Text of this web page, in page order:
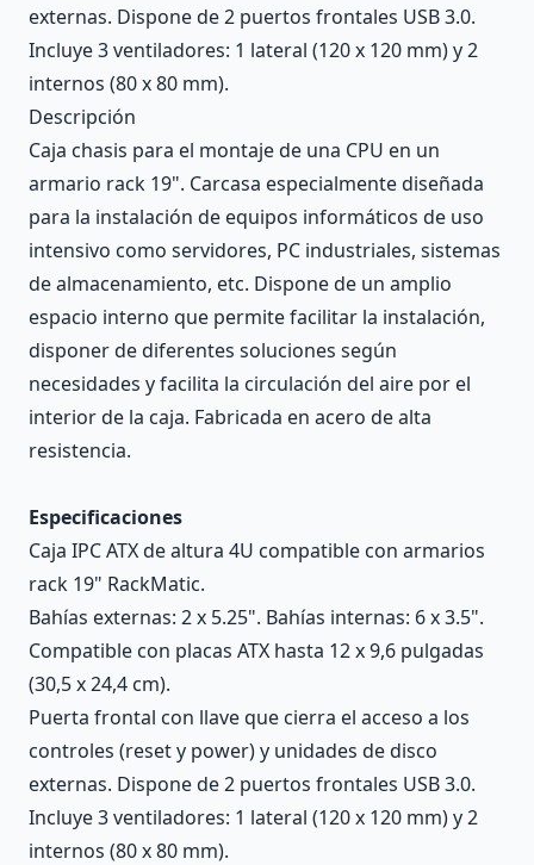
externas. Dispone de 2 puertos frontales USB 3.0.
Incluye 3 ventiladores: 1 lateral (120 x 120 mm) y 2
internos (80 x 80 mm).
Descripción
Caja chasis para el montaje de una CPU en un
armario rack 19". Carcasa especialmente diseñada
para la instalación de equipos informáticos de uso
intensivo como servidores, PC industriales, sistemas
de almacenamiento, etc. Dispone de un amplio
espacio interno que permite facilitar la instalación,
disponer de diferentes soluciones según
necesidades y facilita la circulación del aire por el
interior de la caja. Fabricada en acero de alta
resistencia.
Especificaciones
Caja IPC ATX de altura 4U compatible con armarios
rack 19" RackMatic.
Bahías externas: 2 x 5.25". Bahías internas: 6 x 3.5".
Compatible con placas ATX hasta 12 x 9,6 pulgadas
(30,5 x 24,4 cm).
Puerta frontal con llave que cierra el acceso a los
controles (reset y power) y unidades de disco
externas. Dispone de 2 puertos frontales USB 3.0.
Incluye 3 ventiladores: 1 lateral (120 x 120 mm) y 2
internos (80 x 80 mm).